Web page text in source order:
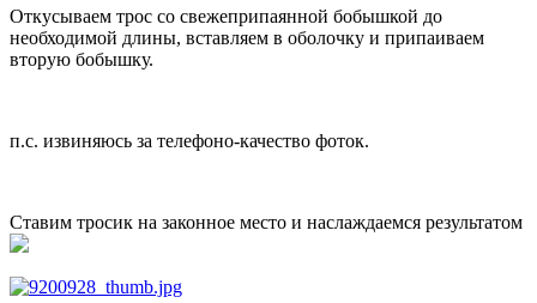
Откусываем трос со свежеприпаянной бобышкой до
необходимой длины, вставляем в оболочку и припаиваем
вторую бобышку.
п.с. извиняюсь за телефоно-качество фоток.
Ставим тросик на законное место и наслаждаемся результатом